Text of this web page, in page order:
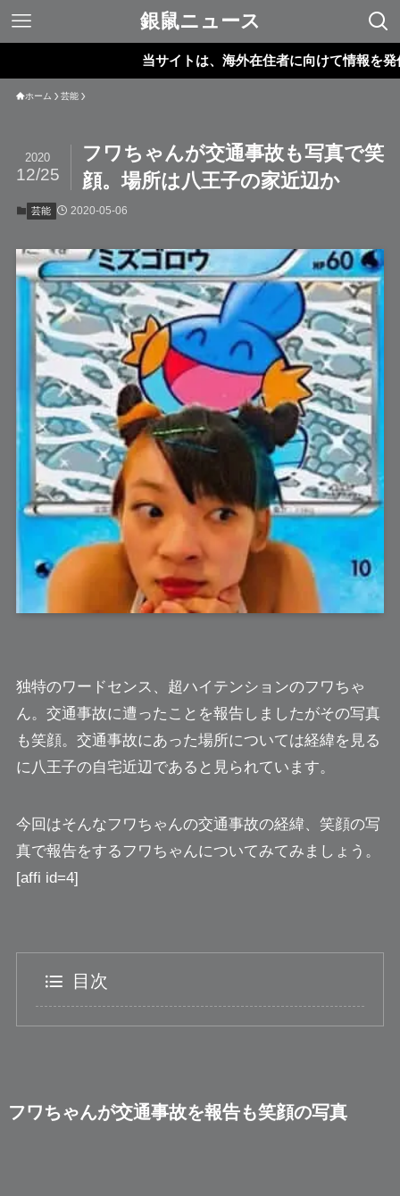
銀鼠ニュース
当サイトは、海外在住者に向けて情報を発信して
ホーム 芸能
フワちゃんが交通事故も写真で笑
顔。場所は八王子の家近辺か
2020
12/25
芸能 2020-05-06
独特のワードセンス、超ハイテンションのフワちゃ
ん。交通事故に遭ったことを報告しましたがその写真
も笑顔。交通事故にあった場所については経緯を見る
に八王子の自宅近辺であると見られています。
今回はそんなフワちゃんの交通事故の経緯、笑顔の写
真で報告をするフワちゃんについてみてみましょう。
[affi id=4]
目次
フワちゃんが交通事故を報告も笑顔の写真